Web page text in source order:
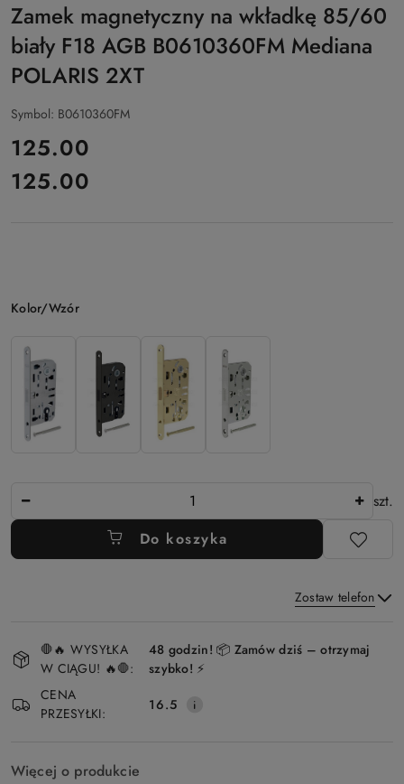
Zamek magnetyczny na wkładkę 85/60
biały F18 AGB B0610360FM Mediana
POLARIS 2XT
Symbol: B0610360FM
cena:
125.00
Cena:
125.00
Wariant
Kolor/Wzór
szt.
Do koszyka
Zostaw telefon
Wyślij
i
dostawa
🛑🔥 WYSYŁKA
W CIĄGU! 🔥🛑:
48 godzin! 📦 Zamów dziś – otrzymaj
szybko! ⚡
CENA
PRZESYŁKI:
16.5
Więcej o produkcie